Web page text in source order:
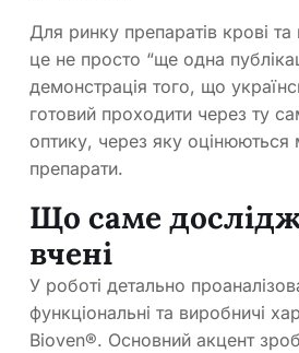
Для ринку препаратів крові
це не просто “ще одна
демонстрація того, що
готовий проходити через ту
оптику, через яку оцінюються
препарати.
Що саме
вчені
У роботі детально
функціональні та виробничі
Bioven®. Основний акцент